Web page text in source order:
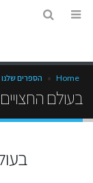
Home
» הספרים שלנו
בעולם